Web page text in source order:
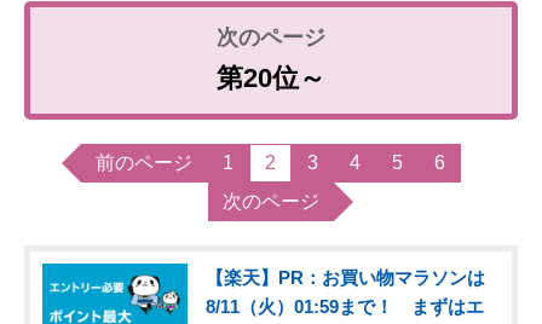
第20位～
前のページ 1 2 3 4 5
6
次のページ
【楽天】PR：お買い物マラソンは
8/11（火）01:59まで！ まずはエ